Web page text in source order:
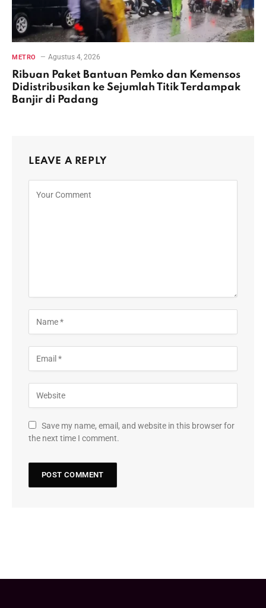
METRO Agustus 4, 2026
Ribuan Paket Bantuan Pemko dan Kemensos
Didistribusikan ke Sejumlah Titik Terdampak
Banjir di Padang
LEAVE A REPLY
Save my name, email, and website in this browser for
the next time I comment.